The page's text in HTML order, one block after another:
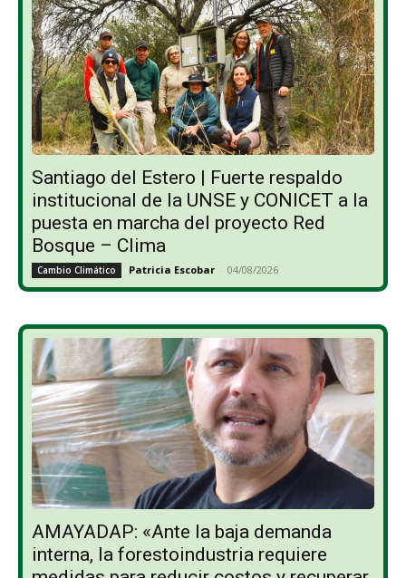
Santiago del Estero | Fuerte respaldo
institucional de la UNSE y CONICET a la
puesta en marcha del proyecto Red
Bosque – Clima
Cambio Climático Patricia Escobar - 04/08/2026
AMAYADAP: «Ante la baja demanda
interna, la forestoindustria requiere